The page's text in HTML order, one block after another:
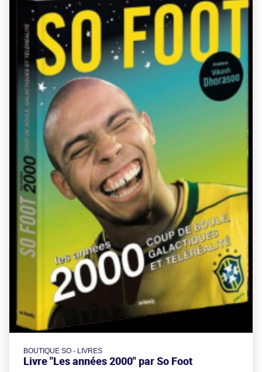
BOUTIQUE SO - LIVRES
Livre "Les années 2000" par So Foot